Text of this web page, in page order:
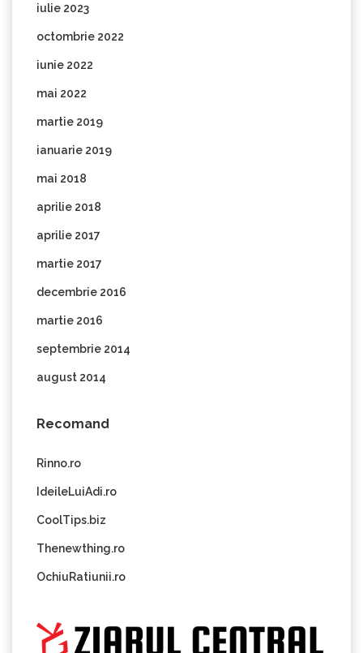
iulie 2023
octombrie 2022
iunie 2022
mai 2022
martie 2019
ianuarie 2019
mai 2018
aprilie 2018
aprilie 2017
martie 2017
decembrie 2016
martie 2016
septembrie 2014
august 2014
Recomand
Rinno.ro
IdeileLuiAdi.ro
CoolTips.biz
Thenewthing.ro
OchiuRatiunii.ro